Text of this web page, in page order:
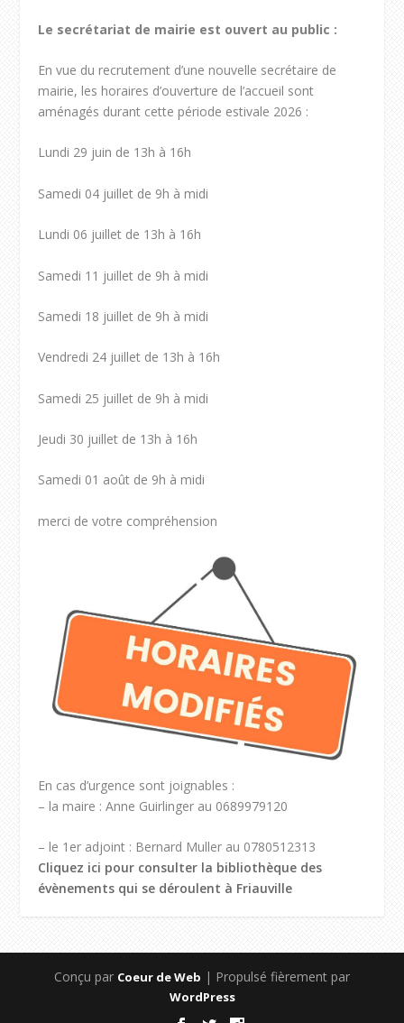
Le secrétariat de mairie est ouvert au public :
En vue du recrutement d’une nouvelle secrétaire de
mairie, les horaires d’ouverture de l’accueil sont
aménagés durant cette période estivale 2026 :
Lundi 29 juin de 13h à 16h
Samedi 04 juillet de 9h à midi
Lundi 06 juillet de 13h à 16h
Samedi 11 juillet de 9h à midi
Samedi 18 juillet de 9h à midi
Vendredi 24 juillet de 13h à 16h
Samedi 25 juillet de 9h à midi
Jeudi 30 juillet de 13h à 16h
Samedi 01 août de 9h à midi
merci de votre compréhension
En cas d’urgence sont joignables :
– la maire : Anne Guirlinger au 0689979120
– le 1er adjoint : Bernard Muller au 0780512313
Cliquez ici pour consulter la bibliothèque des
évènements qui se déroulent à Friauville
Conçu par Coeur de Web | Propulsé fièrement par
WordPress